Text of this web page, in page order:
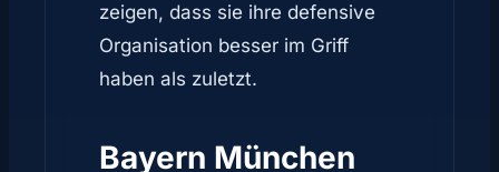
zeigen, dass sie ihre defensive
Organisation besser im Griff
haben als zuletzt.
Bayern München